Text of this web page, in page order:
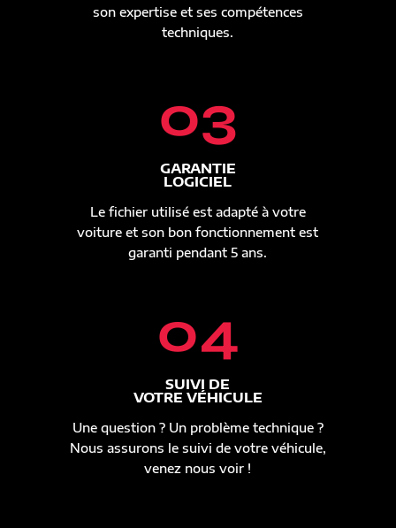
son expertise et ses compétences
techniques.
03
GARANTIE
LOGICIEL
Le fichier utilisé est adapté à votre
voiture et son bon fonctionnement est
garanti pendant 5 ans.
04
SUIVI DE
VOTRE VÉHICULE
Une question ? Un problème technique ?
Nous assurons le suivi de votre véhicule,
venez nous voir !